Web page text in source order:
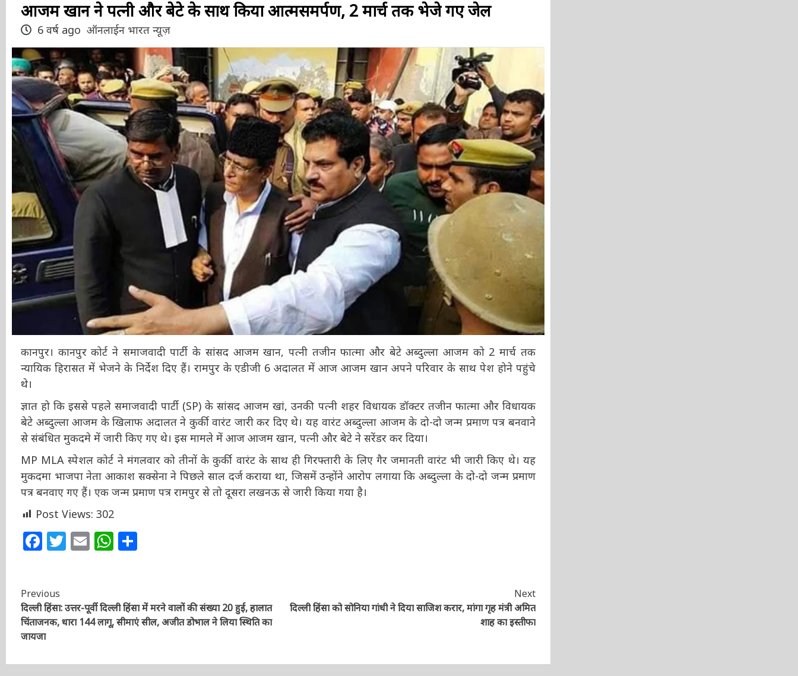
आजम खान ने पत्नी और बेटे के साथ किया आत्मसमर्पण, 2 मार्च तक भेजे गए जेल
6 वर्ष ago ऑनलाईन भारत न्यूज़
कानपुर। कानपुर कोर्ट ने समाजवादी पार्टी के सांसद आजम खान, पत्नी तजीन फात्मा और बेटे अब्दुल्ला आजम को 2 मार्च तक
न्यायिक हिरासत में भेजने के निर्देश दिए हैं। रामपुर के एडीजी 6 अदालत में आज आजम खान अपने परिवार के साथ पेश होने पहुंचे
थे।
ज्ञात हो कि इससे पहले समाजवादी पार्टी (SP) के सांसद आजम खां, उनकी पत्नी शहर विधायक डॉक्टर तजीन फात्मा और विधायक
बेटे अब्दुल्ला आजम के खिलाफ अदालत ने कुर्की वारंट जारी कर दिए थे। यह वारंट अब्दुल्ला आजम के दो-दो जन्म प्रमाण पत्र बनवाने
से संबंधित मुकदमे में जारी किए गए थे। इस मामले में आज आजम खान, पत्नी और बेटे ने सरेंडर कर दिया।
MP MLA स्पेशल कोर्ट ने मंगलवार को तीनों के कुर्की वारंट के साथ ही गिरफ्तारी के लिए गैर जमानती वारंट भी जारी किए थे। यह
मुकदमा भाजपा नेता आकाश सक्सेना ने पिछले साल दर्ज कराया था, जिसमें उन्होंने आरोप लगाया कि अब्दुल्ला के दो-दो जन्म प्रमाण
पत्र बनवाए गए हैं। एक जन्म प्रमाण पत्र रामपुर से तो दूसरा लखनऊ से जारी किया गया है।
Post Views: 302
Facebook
Twitter
EmailWhatsApp
Continue
Reading
Previous
दिल्ली हिंसा: उत्तर-पूर्वी दिल्ली हिंसा में मरने वालों की संख्या 20 हुई, हालात
चिंताजनक, धारा 144 लागू, सीमाएं सील, अजीत डोभाल ने लिया स्थिति का
जायजा
Next
दिल्ली हिंसा को सोनिया गांधी ने दिया साजिश करार, मांगा गृह मंत्री अमित
शाह का इस्तीफा